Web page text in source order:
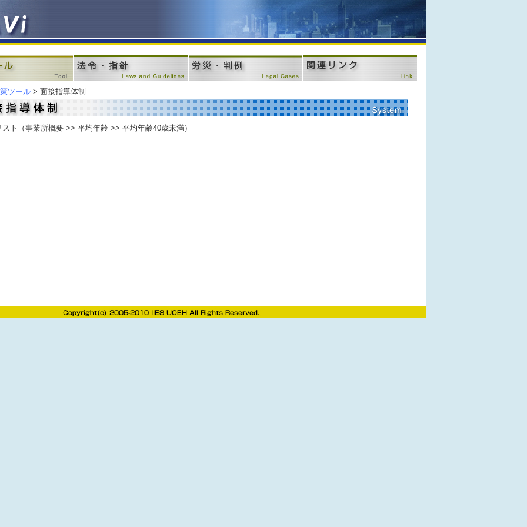
ツール > 面接指導体制
ト
（事業所概要 >> 平均年齢 >> 平均年齢40歳未満）